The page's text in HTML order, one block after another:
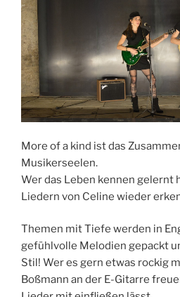
More of a kind ist das
Musikerseelen.
Wer das Leben kennen gelernt
Liedern von Celine wieder
Themen mit Tiefe werden in
gefühlvolle Melodien gepackt
Stil! Wer es gern etwas rockig
Boßmann an der E-Gitarre